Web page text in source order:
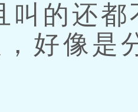
的还都
好像是